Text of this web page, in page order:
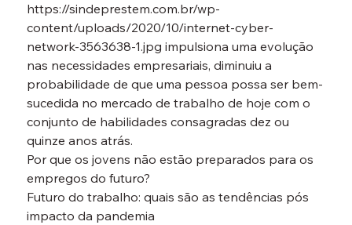
https://sindeprestem.com.br/wp-
content/uploads/2020/10/internet-cyber-
network-3563638-1.jpg impulsiona uma evolução
nas necessidades empresariais, diminuiu a
probabilidade de que uma pessoa possa ser bem-
sucedida no mercado de trabalho de hoje com o
conjunto de habilidades consagradas dez ou
quinze anos atrás.
Por que os jovens não estão preparados para os
empregos do futuro?
Futuro do trabalho: quais são as tendências pós
impacto da pandemia